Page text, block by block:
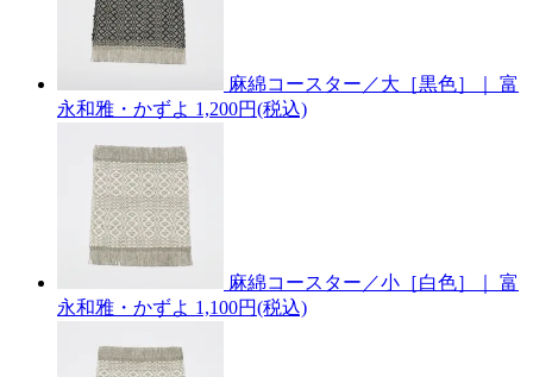
麻綿コースター／大［黒色］｜ 富
永和雅・かずよ 1,200円(税込)
麻綿コースター／小［白色］｜ 富
永和雅・かずよ 1,100円(税込)